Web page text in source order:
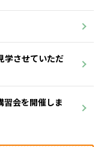
学させていただ
会を開催しま